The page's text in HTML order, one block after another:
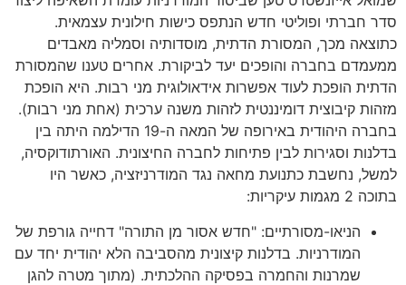
סדר חברתי ופוליטי חדש הנתפס כישות חילונית עצמאית.
כתוצאה מכך, המסורת הדתית, מוסדותיה וסמליה מאבדים
ממעמדם בחברה והופכים יעד לביקורת. אחרים טענו שהמסורת
הדתית הופכת לעוד אפשרות אידאולוגית מני רבות. היא הופכת
מזהות קיבוצית דומיננטית לזהות משנה ערכית (אחת מני רבות).
בחברה היהודית באירופה של המאה ה-19 הדילמה היתה בין
בדלנות וסגירות לבין פתיחות לחברה החיצונית. האורתודוקסיה,
למשל, נחשבת כתנועת מחאה נגד המודרניזציה, כאשר היו
בתוכה 2 מגמות עיקריות:
הניאו-מסורתיים: "חדש אסור מן התורה" דחייה גורפת של
המודרניות. בדלנות קיצונית מהסביבה הלא יהודית יחד עם
שמרנות והחמרה בפסיקה ההלכתית. (מתוך מטרה להגן